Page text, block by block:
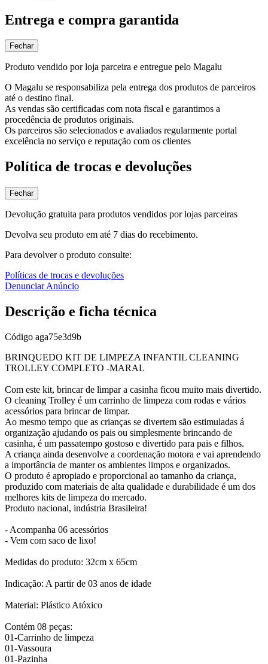
Entrega e compra garantida
Fechar
Produto vendido por loja parceira e entregue pelo Magalu
O Magalu se responsabiliza pela entrega dos produtos de parceiros
até o destino final.
As vendas são certificadas com nota fiscal e garantimos a
procedência de produtos originais.
Os parceiros são selecionados e avaliados regularmente portal
excelência no serviço e reputação com os clientes
Política de trocas e devoluções
Fechar
Devolução gratuita para produtos vendidos por lojas parceiras
Devolva seu produto em até 7 dias do recebimento.
Para devolver o produto consulte:
Políticas de trocas e devoluções
Denunciar Anúncio
Descrição e ficha técnica
Código aga75e3d9b
BRINQUEDO KIT DE LIMPEZA INFANTIL CLEANING
TROLLEY COMPLETO -MARAL
Com este kit, brincar de limpar a casinha ficou muito mais divertido.
O cleaning Trolley é um carrinho de limpeza com rodas e vários
acessórios para brincar de limpar.
Ao mesmo tempo que as crianças se divertem são estimuladas á
organização ajudando os pais ou simplesmente brincando de
casinha, é um passatempo gostoso e divertido para pais e filhos.
A criança ainda desenvolve a coordenação motora e vai aprendendo
a importância de manter os ambientes limpos e organizados.
O produto é apropiado e proporcional ao tamanho da criança,
produzido com materiais de alta qualidade e durabilidade é um dos
melhores kits de limpeza do mercado.
Produto nacional, indústria Brasileira!
- Acompanha 06 acessórios
- Vem com saco de lixo!
Medidas do produto: 32cm x 65cm
Indicação: A partir de 03 anos de idade
Material: Plástico Atóxico
Contém 08 peças:
01-Carrinho de limpeza
01-Vassoura
01-Pazinha